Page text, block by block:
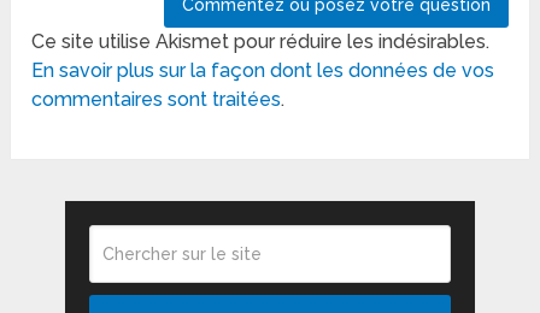
Ce site utilise Akismet pour réduire les indésirables.
En savoir plus sur la façon dont les données de vos
commentaires sont traitées.